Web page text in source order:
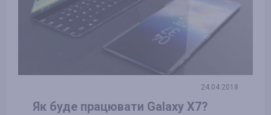
24.04.2018
Як буде працювати Galaxy X7?